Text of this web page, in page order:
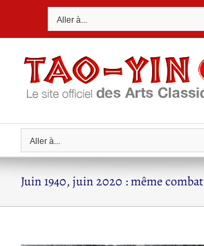
Aller à...
Aller à...
Juin 1940, juin 2020 : même combat